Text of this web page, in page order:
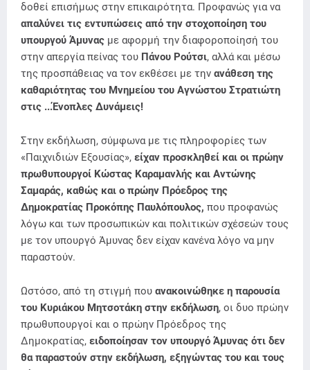
δοθεί επισήμως στην επικαιρότητα. Προφανώς για να
απαλύνει τις εντυπώσεις από την στοχοποίηση του
υπουργού Άμυνας με αφορμή την διαφοροποίησή του
στην απεργία πείνας του Πάνου Ρούτσι, αλλά και μέσω
της προσπάθειας να τον εκθέσει με την ανάθεση της
καθαριότητας του Μνημείου του Αγνώστου Στρατιώτη
στις ...Ένοπλες Δυνάμεις!
Στην εκδήλωση, σύμφωνα με τις πληροφορίες των
«Παιχνιδιών Εξουσίας», είχαν προσκληθεί και οι πρώην
πρωθυπουργοί Κώστας Καραμανλής και Αντώνης
Σαμαράς, καθώς και ο πρώην Πρόεδρος της
Δημοκρατίας Προκόπης Παυλόπουλος, που προφανώς
λόγω και των προσωπικών και πολιτικών σχέσεών τους
με τον υπουργό Άμυνας δεν είχαν κανένα λόγο να μην
παραστούν.
Ωστόσο, από τη στιγμή που ανακοινώθηκε η παρουσία
του Κυριάκου Μητσοτάκη στην εκδήλωση, οι δυο πρώην
πρωθυπουργοί και ο πρώην Πρόεδρος της
Δημοκρατίας, ειδοποίησαν τον υπουργό Άμυνας ότι δεν
θα παραστούν στην εκδήλωση, εξηγώντας του και τους